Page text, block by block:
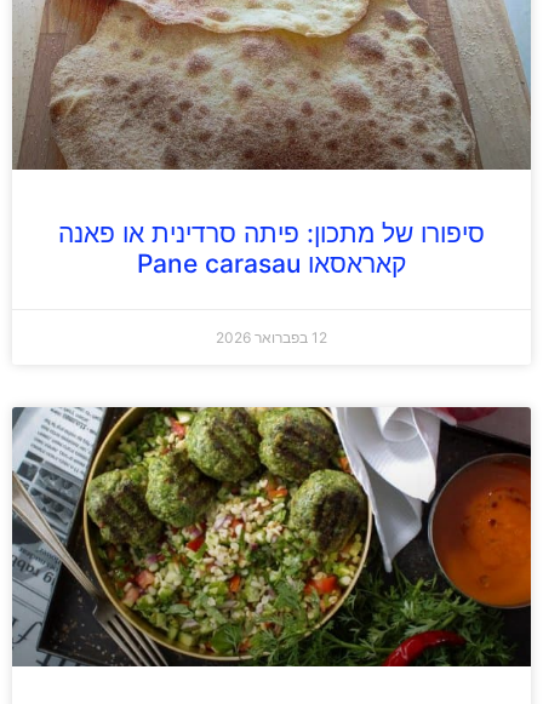
סיפורו של מתכון: פיתה סרדינית או פאנה
קאראסאו Pane carasau
12 בפברואר 2026